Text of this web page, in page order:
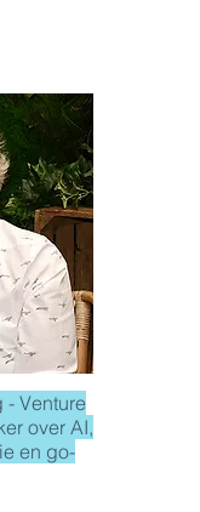
Venture
over AI,
en go-